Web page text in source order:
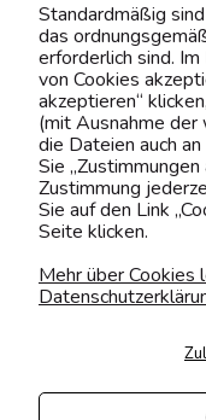
Kontaktiere
0151
Mo. - Fr.
4.6
Standardmäßig
das
erforderlich sind.
von Cookies
akzeptieren“
(mit Ausnahme der
die Dateien auch
Sie
Zustimmung
Sie auf den Link
Seite klicken.
Mehr über Cookies